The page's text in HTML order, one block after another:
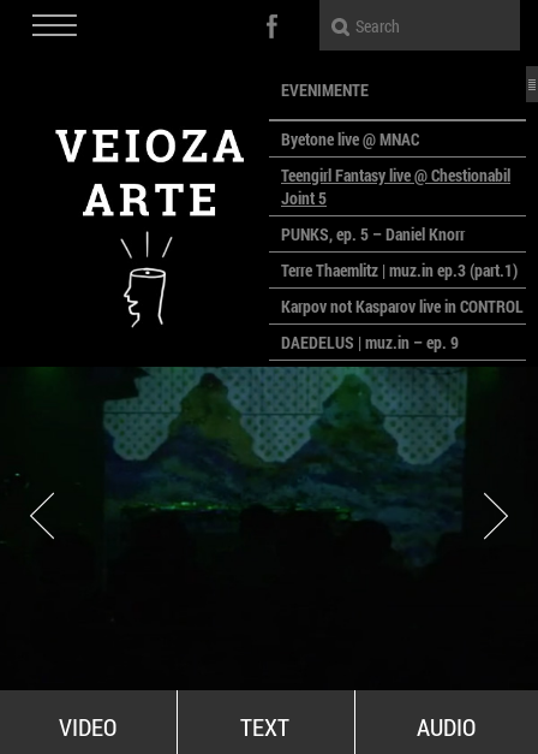
EVENIMENTE
Byetone live @ MNAC
Teengirl Fantasy live @ Chestionabil
Joint 5
PUNKS, ep. 5 – Daniel Knorr
Terre Thaemlitz | muz.in ep.3 (part.1)
Karpov not Kasparov live in CONTROL
DAEDELUS | muz.in – ep. 9
LALELE, LALELE – prima premieră a
anului la MACAZ
CinePOLSKA – filme poloneze la
București
PEOPLE OF ROMANIA se lansează la
galeria Simeza
All Stars For Outernational
VIDEO TEXT AUDIO